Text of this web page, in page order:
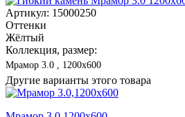
Артикул: 15000250
Оттенки
Жёлтый
Коллекция, размер:
Мрамор 3.0 , 1200x600
Другие варианты этого товара